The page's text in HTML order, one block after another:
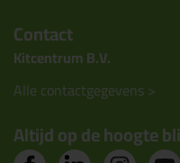
Contact
Kitcentrum B.V.
Alle contactgegevens >
Altijd op de hoogte